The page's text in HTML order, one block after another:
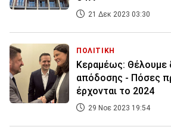
21 Δεκ 2023 03:30
ΠΟΛΙΤΙΚΗ
Κεραμέως: Θέλουμε
απόδοσης - Πόσες
έρχονται το 2024
29 Νοε 2023 19:54